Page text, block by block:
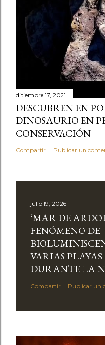
diciembre 17, 2021
DESCUBREN EN
DINOSAURIO EN
CONSERVACIÓN
Compartir Publicar un
julio 19, 2026
‘MAR DE
FENÓMENO DE
VARIAS
DURANTE LA
Compartir Publicar un